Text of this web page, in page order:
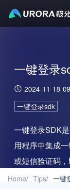
一键登录
2024-11-18
一键登录sdk
一键登录SDK
用程序中集成
或短信验证码
登录。技术主要
Home/ Tips/ 一键